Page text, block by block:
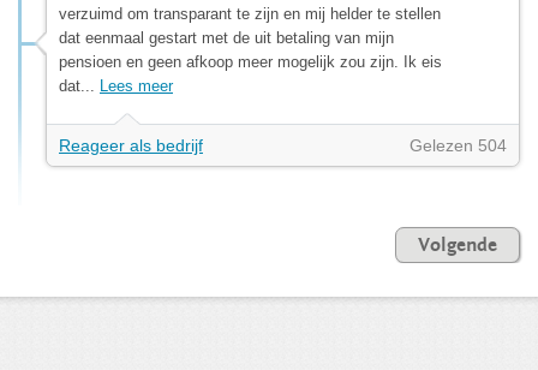
verzuimd om transparant te zijn en mij helder te stellen
dat eenmaal gestart met de uit betaling van mijn
pensioen en geen afkoop meer mogelijk zou zijn. Ik eis
dat... Lees meer
Reageer als bedrijf Gelezen 504
Volgende